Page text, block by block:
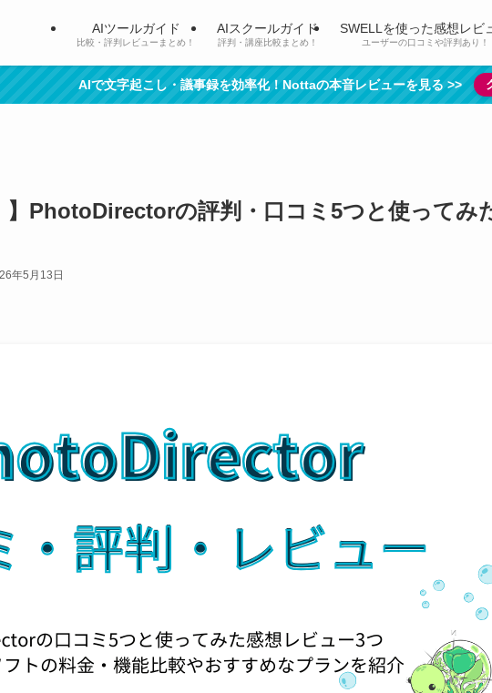
AIツールガイド
比較・評判レビューまとめ！
AIスクールガイド
評判・講座比較まとめ！
SWELLを使った感想レビ
ユーザーの口コミや評判あり！
AIで文字起こし・議事録を効率化！Nottaの本音レビューを見る >>
】PhotoDirectorの評判・口コミ5つと使ってみ
年5月13日